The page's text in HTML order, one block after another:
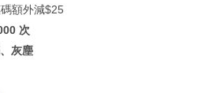
額外減$25
次
灰塵